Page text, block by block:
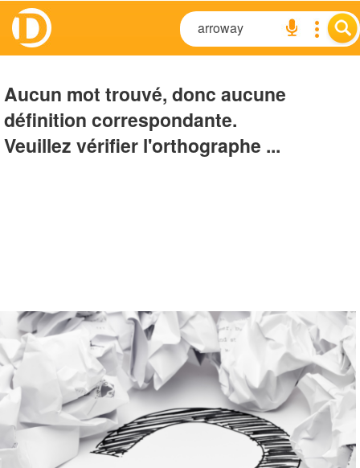
Aucun mot trouvé, donc aucune
définition correspondante.
Veuillez vérifier l'orthographe ...